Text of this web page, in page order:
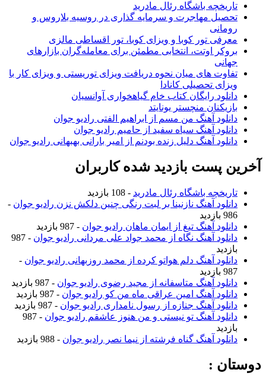
تاریخچه باشگاه رئال مادرید
تحصیل مهاجرت و سرمایه گذاری در روسیه بلاروس و
رومانی
معرفی تور کوبا و ویزای کوبا، تور اقساطی مالزی
بروکر اوتت، انتخابی مطمئن برای معامله‌گران بازارهای
جهانی
تفاوت های میان نحوه دریافت ویزای توریستی و ویزای کار با
ویزای تحصیلی کانادا
دانلود رایگان کتاب خام گیاهخواری آوانسیان
بازیکنان منچستر یونایتد
دانلود آهنگ من مسم از ابراهیم الفتی رادیو جوان
دانلود آهنگ سیاه سفید از حامیم رادیو جوان
دانلود آهنگ دلیل زنده بودنم از امیر بارانی بهبهانی رادیو جوان
آخرین پست بازدید شده کاربران
تاریخچه باشگاه رئال مادرید - 108 بازدید
دانلود آهنگ نازنینا بر لبت رنگی چنین دلکش نزن رادیو جوان -
986 بازدید
دانلود آهنگ تیغ از ایمان ماهان رادیو جوان - 987 بازدید
دانلود آهنگ نگاه از محمد جواد علی مردانی رادیو جوان
- 987
بازدید
دانلود آهنگ دلم هواتو کرده از محمد روزبهانی رادیو جوان -
987 بازدید
دانلود آهنگ متاسفانه از مجید رضوی رادیو جوان - 987 بازدید
دانلود آهنگ امین عراقی ماه من کو رادیو جوان - 987 بازدید
دانلود آهنگ جنازه از رسول نامداری رادیو جوان - 987 بازدید
دانلود آهنگ تو نیستی و من هنوز عاشقم رادیو جوان
- 987
بازدید
دانلود آهنگ گناه فرشته از نیما نصر رادیو جوان - 988 بازدید
دوستان :